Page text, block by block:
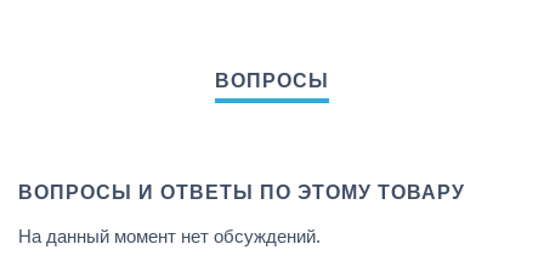
ВОПРОСЫ И ОТВЕТЫ ПО ЭТОМУ ТОВАРУ
На данный момент нет обсуждений.